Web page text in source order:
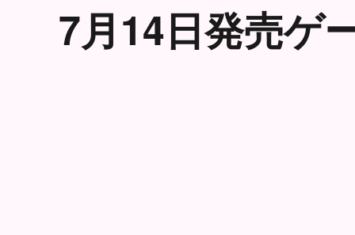
7月14日発売ゲ